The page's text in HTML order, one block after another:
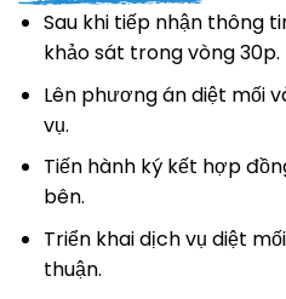
Sau khi tiếp nhận thông
khảo sát trong vòng 30p.
Lên phương án diệt mối
vụ.
Tiến hành ký kết hợp
bên.
Triển khai dịch vụ diệt
thuận.